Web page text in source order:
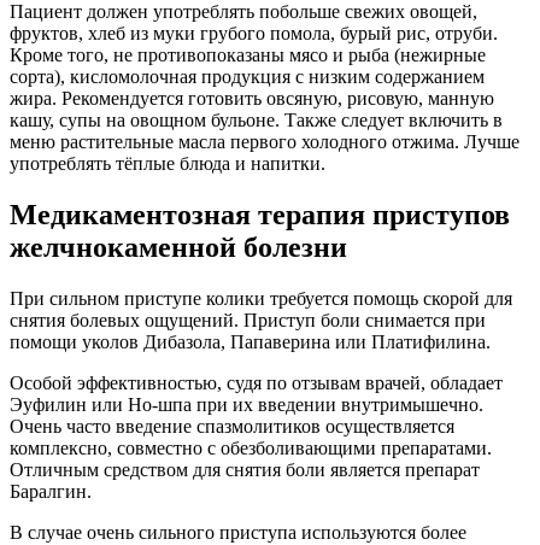
Пациент должен употреблять побольше свежих овощей,
фруктов, хлеб из муки грубого помола, бурый рис, отруби.
Кроме того, не противопоказаны мясо и рыба (нежирные
сорта), кисломолочная продукция с низким содержанием
жира. Рекомендуется готовить овсяную, рисовую, манную
кашу, супы на овощном бульоне. Также следует включить в
меню растительные масла первого холодного отжима. Лучше
употреблять тёплые блюда и напитки.
Медикаментозная терапия приступов
желчнокаменной болезни
При сильном приступе колики требуется помощь скорой для
снятия болевых ощущений. Приступ боли снимается при
помощи уколов Дибазола, Папаверина или Платифилина.
Особой эффективностью, судя по отзывам врачей, обладает
Эуфилин или Но-шпа при их введении внутримышечно.
Очень часто введение спазмолитиков осуществляется
комплексно, совместно с обезболивающими препаратами.
Отличным средством для снятия боли является препарат
Баралгин.
В случае очень сильного приступа используются более